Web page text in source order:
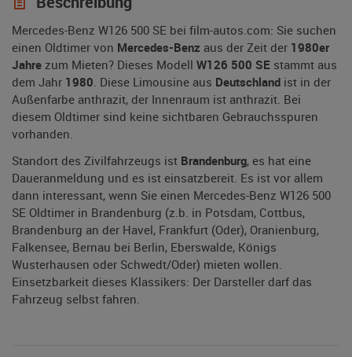
Mercedes-Benz W126 500 SE bei film-autos.com: Sie suchen
einen Oldtimer von Mercedes-Benz aus der Zeit der 1980er
Jahre zum Mieten? Dieses Modell W126 500 SE stammt aus
dem Jahr 1980. Diese Limousine aus Deutschland ist in der
Außenfarbe anthrazit, der Innenraum ist anthrazit. Bei
diesem Oldtimer sind keine sichtbaren Gebrauchsspuren
vorhanden.
Standort des Zivilfahrzeugs ist Brandenburg, es hat eine
Daueranmeldung und es ist einsatzbereit. Es ist vor allem
dann interessant, wenn Sie einen Mercedes-Benz W126 500
SE Oldtimer in Brandenburg (z.b. in Potsdam, Cottbus,
Brandenburg an der Havel, Frankfurt (Oder), Oranienburg,
Falkensee, Bernau bei Berlin, Eberswalde, Königs
Wusterhausen oder Schwedt/Oder) mieten wollen.
Einsetzbarkeit dieses Klassikers: Der Darsteller darf das
Fahrzeug selbst fahren.